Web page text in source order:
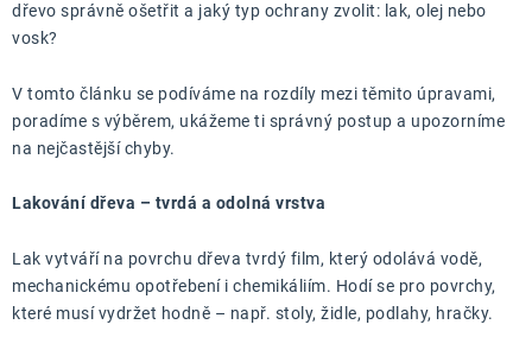
ZNAČKY
Reklamace zboží
Bezpečnost výrobků ( GPSR )
Katalog Record Power
dřevo správně ošetřit a jaký typ ochrany zvolit: lak, olej nebo
vosk?
V tomto článku se podíváme na rozdíly mezi těmito úpravami,
poradíme s výběrem, ukážeme ti správný postup a upozorníme
na nejčastější chyby.
Lakování dřeva – tvrdá a odolná vrstva
Lak vytváří na povrchu dřeva tvrdý film, který odolává vodě,
mechanickému opotřebení i chemikáliím. Hodí se pro povrchy,
které musí vydržet hodně – např. stoly, židle, podlahy, hračky.